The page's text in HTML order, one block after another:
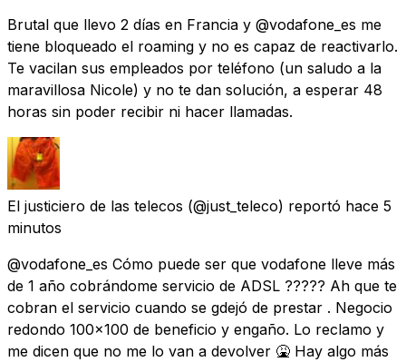
Brutal que llevo 2 días en Francia y @vodafone_es me
tiene bloqueado el roaming y no es capaz de reactivarlo.
Te vacilan sus empleados por teléfono (un saludo a la
maravillosa Nicole) y no te dan solución, a esperar 48
horas sin poder recibir ni hacer llamadas.
El justiciero de las telecos (@just_teleco) reportó hace 5
minutos
@vodafone_es Cómo puede ser que vodafone lleve más
de 1 año cobrándome servicio de ADSL ????? Ah que te
cobran el servicio cuando se gdejó de prestar . Negocio
redondo 100x100 de beneficio y engaño. Lo reclamo y
me dicen que no me lo van a devolver 🤮 Hay algo más